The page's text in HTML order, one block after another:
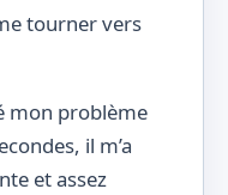
me tourner vers
mon problème
il m’a
et assez